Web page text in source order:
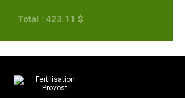
Total : 423.11 $